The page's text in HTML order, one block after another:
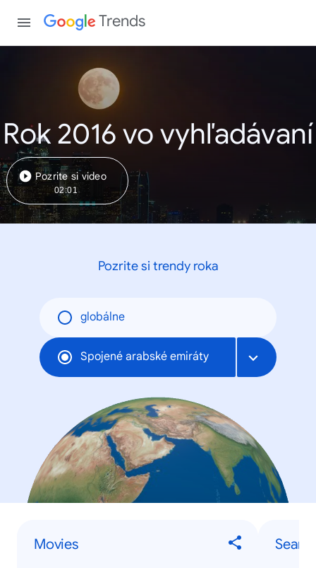
Trends
Rok 2016 vo vyhľadávaní
Pozrite si video
02:01
Pozrite si trendy roka
globálne
Spojené arabské emiráty
Movies